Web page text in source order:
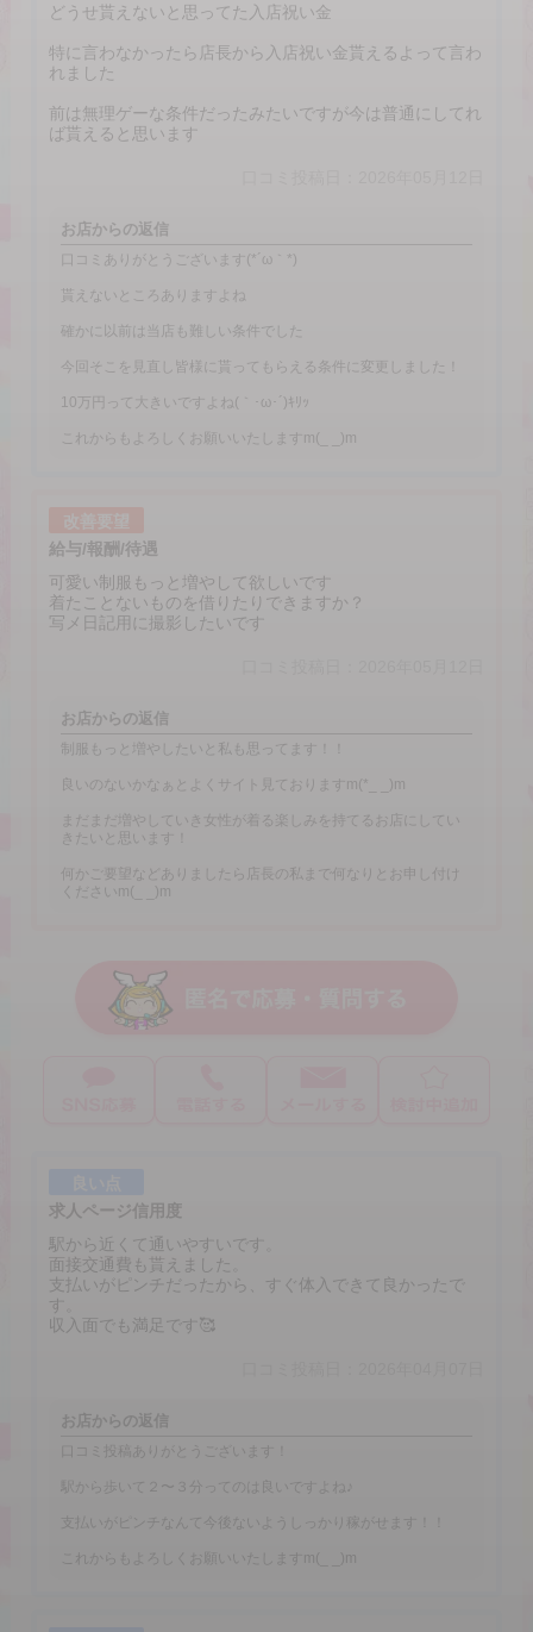
どうせ貰えないと思ってた入店祝い金
特に言わなかったら店長から入店祝い金貰えるよって言わ
れました
前は無理ゲーな条件だったみたいですが今は普通にしてれ
ば貰えると思います
お店からの返信
口コミありがとうございます(*´ω｀*)
貰えないところありますよね
確かに以前は当店も難しい条件でした
今回そこを見直し皆様に貰ってもらえる条件に変更しました！
10万円って大きいですよね(｀･ω･´)ｷﾘｯ
これからもよろしくお願いいたしますm(_ _)m
給与/報酬/待遇
可愛い制服もっと増やして欲しいです
着たことないものを借りたりできますか？
写メ日記用に撮影したいです
お店からの返信
制服もっと増やしたいと私も思ってます！！
良いのないかなぁとよくサイト見ておりますm(*_ _)m
まだまだ増やしていき女性が着る楽しみを持てるお店にしてい
きたいと思います！
何かご要望などありましたら店長の私まで何なりとお申し付け
くださいm(_ _)m
求人ページ信用度
駅から近くて通いやすいです。
面接交通費も貰えました。
支払いがピンチだったから、すぐ体入できて良かったで
す。
収入面でも満足です🥰
お店からの返信
口コミ投稿ありがとうございます！
駅から歩いて２〜３分ってのは良いですよね♪
支払いがピンチなんて今後ないようしっかり稼がせます！！
これからもよろしくお願いいたしますm(_ _)m